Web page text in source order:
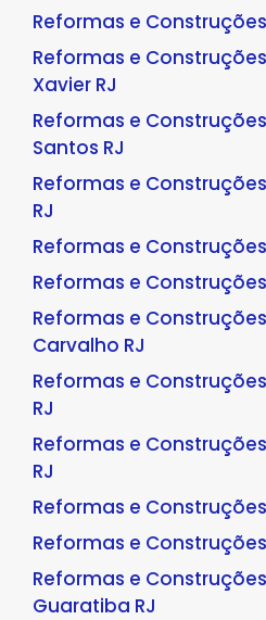
Reformas e
Reformas e
Xavier RJ
Reformas e
Santos RJ
Reformas e
RJ
Reformas e
Reformas e
Reformas e
Carvalho RJ
Reformas e
RJ
Reformas e
RJ
Reformas e
Reformas e
Reformas e
Guaratiba RJ